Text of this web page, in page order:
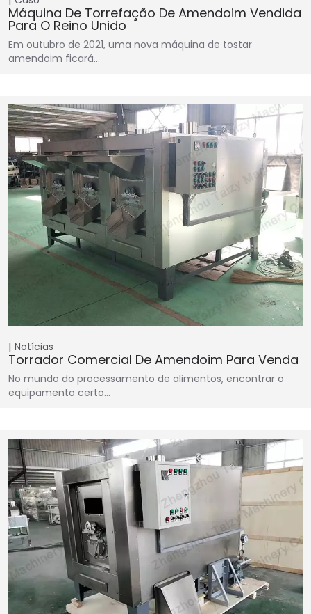
Máquina De Torrefação De Amendoim Vendida
Para O Reino Unido
Em outubro de 2021, uma nova máquina de tostar
amendoim ficará…
Notícias
Torrador Comercial De Amendoim Para Venda
No mundo do processamento de alimentos, encontrar o
equipamento certo…